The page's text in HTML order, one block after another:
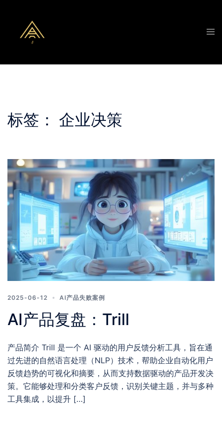
content
标签： 企业决策
2025-06-12 AI产品失败案例
AI产品复盘：Trill
产品简介 Trill 是一个 AI 驱动的用户反馈分析工具，旨在通
过先进的自然语言处理（NLP）技术，帮助企业自动化用户
反馈趋势的可视化和摘要，从而支持数据驱动的产品开发决
策。它能够处理和分类客户反馈，识别关键主题，并与多种
工具集成，以提升 […]